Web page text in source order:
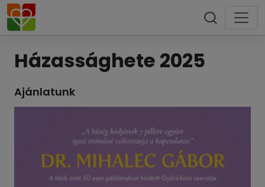
Házassághete 2025
Ajánlatunk